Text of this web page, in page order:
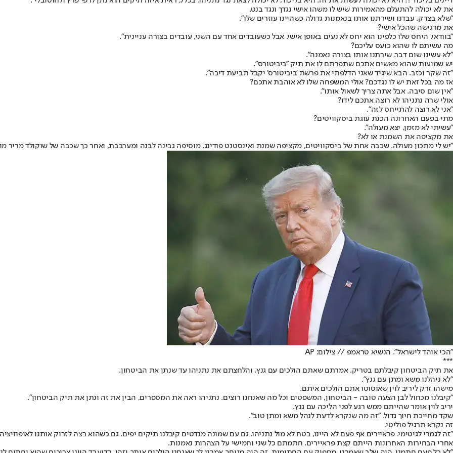
את לא יכולה להתעלם מהאמירות שיש לו משהו אישי נגדך ונגד בנט.
"שלא בצדק. עבדנו ושירתנו אותו בנאמנות גדולה כשהיינו עוזרים שלו".
את מרגישה שהכל אישי?
"בוודאי. היחס שלו כלפינו הוא יחס לא נעים באופן אישי. אבל כשעובדים אחד עם השני, עובדים בצורה עניינית".
מה עשיתם לו שהוא כועס עליכם?
"לא עשינו שום דבר. שירתנו אותו בצורה נאמנה".
יש שמועות שהוא מאשים אתכם שתפרתם לו את תיק "ביביטורס".
"זה שקר וכזב. הבא שיגיד שאני הדלפתי את פרשת 'ביביטורס' יקבל תביעת דיבה".
אז מה בכל זאת יש לו נגדכם? אולי המשפחה שלו לא אוהבת אתכם?
"אין שום סיבה. אבל אתה צריך לשאול אותו".
אולי שרה נתניהו לא רוצה אתכם לידו?
"אני לא רוצה להתייחס לזה".
מתי בפעם האחרונה הכנת עוגת ביסקוויטים?
"עשיתי לא מזמן, יצא מעולה".
את מקציפה את השמנת או לא?
"יש לי מתכון מעולה. שכבה אחת של ביסקוויטים, מקציפה שמנת ואינסטנט פודינג, מוסיפה גבינה לבנה ומערבבת, ואחר כך שכבה של שוקולד מריר
"הכי אוהד לישראל". הנשיא טראמפ // צילום: AP
***
את תיק הביטחון קיבלתם בטריק. אמרתם שאתם הולכים עם גנץ, והלחצתם את נתניהו עד שנתן את הביטחון.
"לא ניהלנו משא ומתן עם גנץ".
מישהו זרק ליריב לוין שאוטוטו אתם הולכים איתם.
"קיבלנו מכחול לבן הצעה טובה - הביטחון, המשפטים וכל מה שאנחנו רוצים. נתניהו ראה את המספרים, הבין את זה ונתן את תיק הביטחון".
יריב לוין אומר שהייתם ממש רגע לפני הליכה עם גנץ.
שקד מחייכת חיוך גדול. "זה מה שנקרא לדעת לנהל משא ומתן טוב".
זה נקרא תרגיל פוליטי.
"זה לגמרי לגיטימי. פראיירים אף פעם לא היינו, בטח לא מול נתניהו. גם עם שמונה מנדטים קיבלנו תיקים יפים. גם כשהוא רצה לזרוק אותנו לאופוזיציה ב־2013, הוא מצא אותנו בקואליציה בעזרת הברית עם
אחרי הבחירות האחרונות הייתם קצת פראיירים. חתמתם כל שני וחמישי על הצהרות נאמנות.